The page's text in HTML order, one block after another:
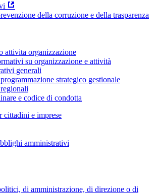
della corruzione e della trasparenza
attivita organizzazione
su organizzazione e attività
generali
strategico gestionale
e codice di condotta
cittadini e imprese
amministrativi
di amministrazione, di direzione o di